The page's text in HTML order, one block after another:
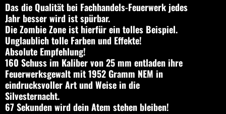
Das die Qualität bei Fachhandels-Feuerwerk jedes
Jahr besser wird ist spürbar.
Die Zombie Zone ist hierfür ein tolles Beispiel.
Unglaublich tolle Farben und Effekte!
Absolute Empfehlung!
160 Schuss im Kaliber von 25 mm entladen ihre
Feuerwerksgewalt mit 1952 Gramm NEM in
eindrucksvoller Art und Weise in die
Silvesternacht.
67 Sekunden wird dein Atem stehen bleiben!